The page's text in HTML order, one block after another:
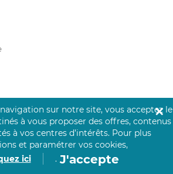
sur notre site, vous acceptez le
à vous proposer des offres, contenus
à vos centres d’intérêts. Pour plus
et paramétrer vos cookies,
ici
. J'accepte
✕